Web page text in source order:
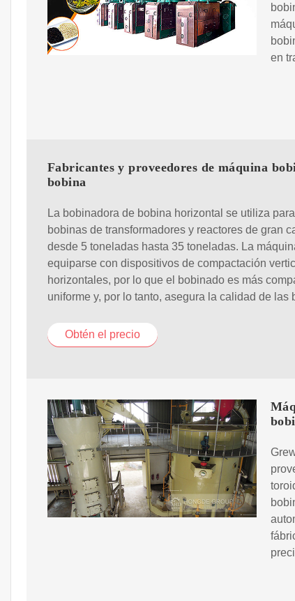
en
Fabricantes y proveedores de máquina
bobina
La bobinadora de bobina horizontal se utiliza
bobinas de transformadores y reactores de gran
desde 5 toneladas hasta 35 toneladas. La
equiparse con dispositivos de compactación
horizontales, por lo que el bobinado es más
uniforme y, por lo tanto, asegura la calidad de las
Obtén el precio